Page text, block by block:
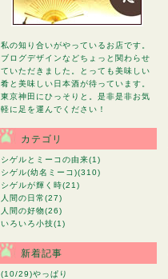
私の知り合いがやっているお店です。
ブログデザインなどちょっと関わらせ
ていただきました。とっても美味しい
肴と美味しい日本酒が待っています。
東京神田にひっそりと。是非是非お気
軽に足を運んでください！
カテゴリ
シゲルとミーコの由来(1)
シゲル(幼名ミーコ)(310)
シゲルが輝く時(21)
人間の日常(27)
人間の好物(26)
いろいろ小技(1)
新着記事
(10/29)やっぱり